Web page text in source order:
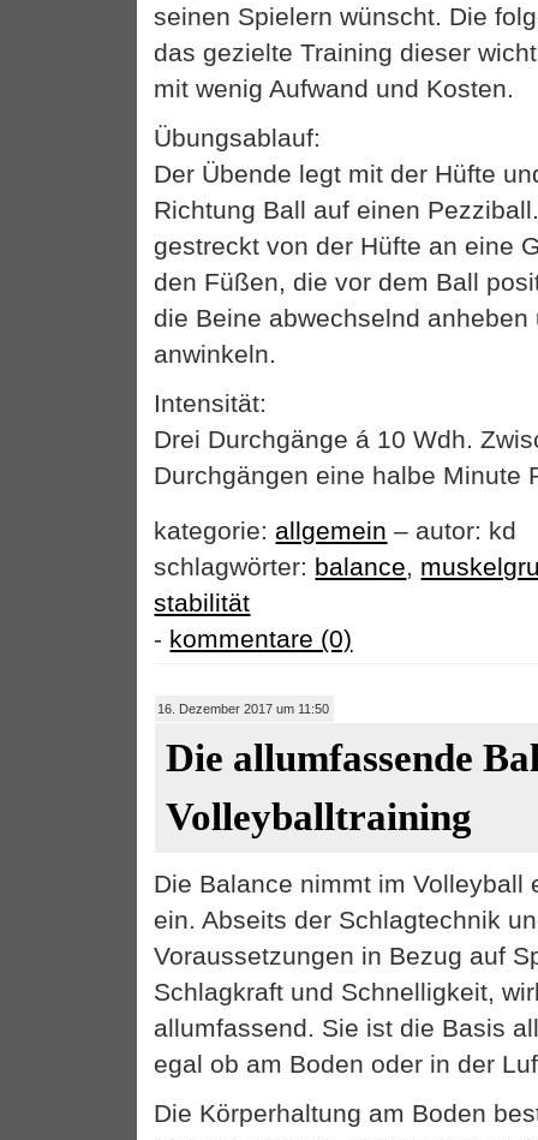
seinen Spielern wünscht. Die
das gezielte Training dieser
mit wenig Aufwand und Kosten.
Übungsablauf:
Der Übende legt mit der Hüfte
Richtung Ball auf einen
gestreckt von der Hüfte an eine
den Füßen, die vor dem Ball
die Beine abwechselnd
anwinkeln.
Intensität:
Drei Durchgänge á 10 Wdh.
Durchgängen eine halbe Minute
kategorie: allgemein – autor: kd
schlagwörter: balance
stabilität
- kommentare (0)
16. Dezember 2017 um 11:50
Die allumfassende
Volleyballtraining
Die Balance nimmt im Volleyball
ein. Abseits der Schlagtechnik
Voraussetzungen in Bezug auf
Schlagkraft und Schnelligkeit,
allumfassend. Sie ist die Basis
egal ob am Boden oder in der
Die Körperhaltung am Boden